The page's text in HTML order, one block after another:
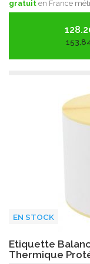
gratuit en France
EN STOCK
Etiquette
Thermique